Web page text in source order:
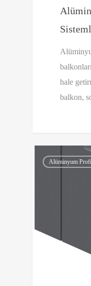
hale
balkon,
Alüminyum